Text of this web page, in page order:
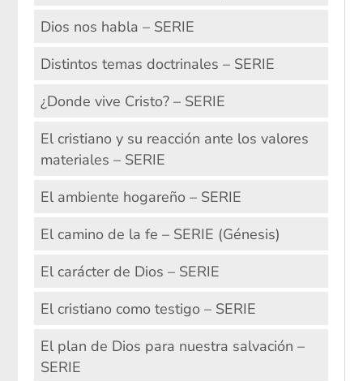
Dios nos habla – SERIE
Distintos temas doctrinales – SERIE
¿Donde vive Cristo? – SERIE
El cristiano y su reacción ante los valores
materiales – SERIE
El ambiente hogareño – SERIE
El camino de la fe – SERIE (Génesis)
El carácter de Dios – SERIE
El cristiano como testigo – SERIE
El plan de Dios para nuestra salvación –
SERIE